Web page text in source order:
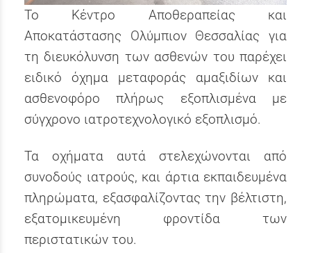
Το Κέντρο Αποθεραπείας και
Αποκατάστασης Ολύμπιον Θεσσαλίας για
τη διευκόλυνση των ασθενών του παρέχει
ειδικό όχημα μεταφοράς αμαξιδίων και
ασθενοφόρο πλήρως εξοπλισμένα με
σύγχρονο ιατροτεχνολογικό εξοπλισμό.
Τα οχήματα αυτά στελεχώνονται από
συνοδούς ιατρούς, και άρτια εκπαιδευμένα
πληρώματα, εξασφαλίζοντας την βέλτιστη,
εξατομικευμένη φροντίδα των
περιστατικών του.